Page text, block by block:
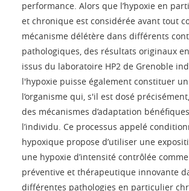
performance. Alors que l’hypoxie en
et chronique est considérée avant tout
mécanisme délétère dans différents
pathologiques, des résultats originaux
issus du laboratoire HP2 de Grenoble
l'hypoxie puisse également constituer
l’organisme qui, s'il est dosé
des mécanismes d’adaptation
l’individu. Ce processus appelé
hypoxique propose d’utiliser une
une hypoxie d’intensité contrôlée
préventive et thérapeutique innovante
différentes pathologies en particulier